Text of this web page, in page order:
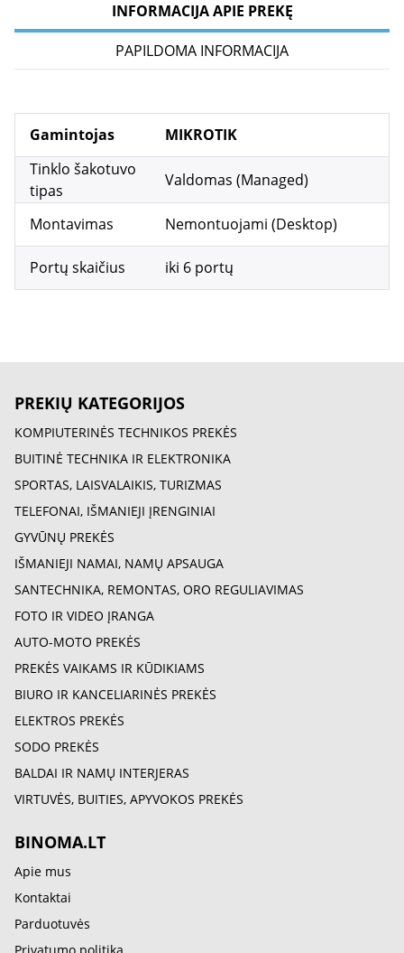
INFORMACIJA APIE PREKĘ
PAPILDOMA INFORMACIJA
Gamintojas
MIKROTIK
Tinklo šakotuvo
tipas
Valdomas (Managed)
Montavimas Nemontuojami (Desktop)
Portų skaičius iki 6 portų
PREKIŲ KATEGORIJOS
KOMPIUTERINĖS TECHNIKOS PREKĖS
BUITINĖ TECHNIKA IR ELEKTRONIKA
SPORTAS, LAISVALAIKIS, TURIZMAS
TELEFONAI, IŠMANIEJI ĮRENGINIAI
GYVŪNŲ PREKĖS
IŠMANIEJI NAMAI, NAMŲ APSAUGA
SANTECHNIKA, REMONTAS, ORO REGULIAVIMAS
FOTO IR VIDEO ĮRANGA
AUTO-MOTO PREKĖS
PREKĖS VAIKAMS IR KŪDIKIAMS
BIURO IR KANCELIARINĖS PREKĖS
ELEKTROS PREKĖS
SODO PREKĖS
BALDAI IR NAMŲ INTERJERAS
VIRTUVĖS, BUITIES, APYVOKOS PREKĖS
BINOMA.LT
Apie mus
Kontaktai
Parduotuvės